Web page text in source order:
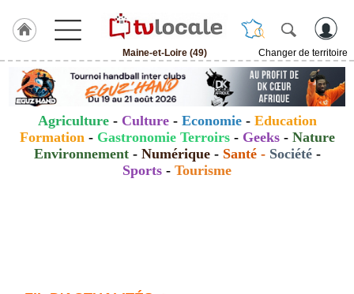
Maine-et-Loire (49)
Changer de territoire
J'adhère
Hulcoq
ACCUEIL
Maine-
Agriculture- Culture - Economie- Education
Formation - Gastronomie Terroirs- Geeks- Nature
Environnement- Numérique- Santé- Société-
Sports - Tourisme